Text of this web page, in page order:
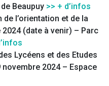
Beaupuy >> + d’infos
l’orientation et de la
(date à venir) – Parc
Lycéens et des Etudes
2024 – Espace